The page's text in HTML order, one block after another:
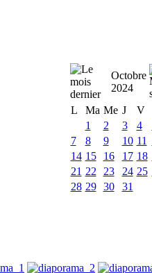
Octobre
2024
L
Ma Me J V
1
2 3 4
7
8 9 10 11
14 15 16 17 18
21 22 23 24 25
28 29 30 31